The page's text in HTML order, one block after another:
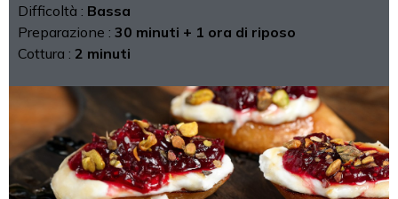
Difficoltà : Bassa
Preparazione : 30 minuti + 1 ora di riposo
Cottura : 2 minuti